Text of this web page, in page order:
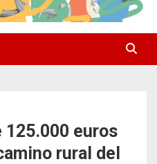
euros
rural del